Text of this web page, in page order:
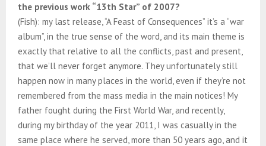
the previous work “13th Star” of 2007?
(Fish): my last release, “A Feast of Consequences” it’s a “war
album”, in the true sense of the word, and its main theme is
exactly that relative to all the conflicts, past and present,
that we’ll never forget anymore. They unfortunately still
happen now in many places in the world, even if they’re not
remembered from the mass media in the main notices! My
father fought during the First World War, and recently,
during my birthday of the year 2011, I was casually in the
same place where he served, more than 50 years ago, and it